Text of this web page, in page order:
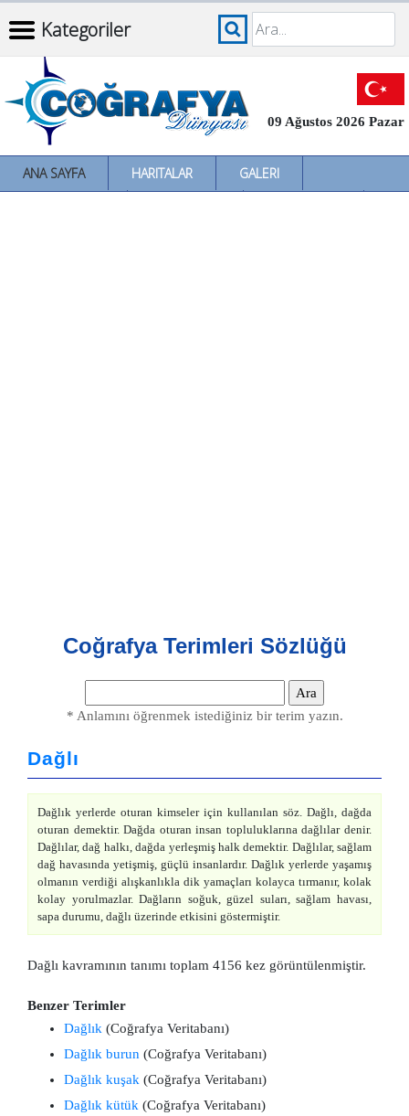
Kategoriler
09 Ağustos 2026 Pazar
ANA SAYFA HARITALAR
GALERI
Coğrafya Terimleri Sözlüğü
* Anlamını öğrenmek istediğiniz bir terim yazın.
Dağlı
Dağlık yerlerde oturan kimseler için kullanılan söz. Dağlı, dağda
oturan demektir. Dağda oturan insan topluluklarına dağlılar denir.
Dağlılar, dağ halkı, dağda yerleşmiş halk demektir. Dağlılar, sağlam
dağ havasında yetişmiş, güçlü insanlardır. Dağlık yerlerde yaşamış
olmanın verdiği alışkanlıkla dik yamaçları kolayca tırmanır, kolak
kolay yorulmazlar. Dağların soğuk, güzel suları, sağlam havası,
sapa durumu, dağlı üzerinde etkisini göstermiştir.
Dağlı kavramının tanımı toplam 4156 kez görüntülenmiştir.
Benzer Terimler
Dağlık (Coğrafya Veritabanı)
Dağlık burun (Coğrafya Veritabanı)
Dağlık kuşak (Coğrafya Veritabanı)
Dağlık kütük (Coğrafya Veritabanı)